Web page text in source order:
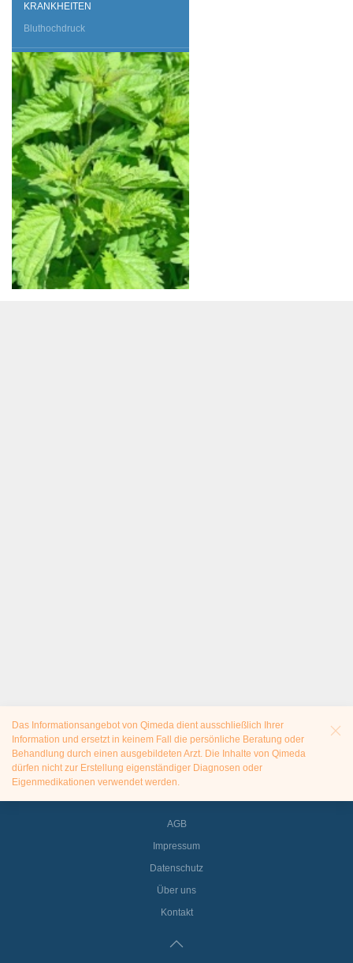
KRANKHEITEN
Bluthochdruck
Das Informationsangebot von Qimeda dient ausschließlich Ihrer
Information und ersetzt in keinem Fall die persönliche Beratung oder
Behandlung durch einen ausgebildeten Arzt. Die Inhalte von Qimeda
dürfen nicht zur Erstellung eigenständiger Diagnosen oder
Eigenmedikationen verwendet werden.
AGB
Impressum
Datenschutz
Über uns
Kontakt